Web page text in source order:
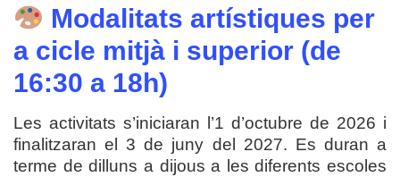
Modalitats artístiques per
a cicle mitjà i superior (de
16:30 a 18h)
Les activitats s’iniciaran l’1 d’octubre de 2026 i
finalitzaran el 3 de juny del 2027. Es duran a
terme de dilluns a dijous a les diferents escoles